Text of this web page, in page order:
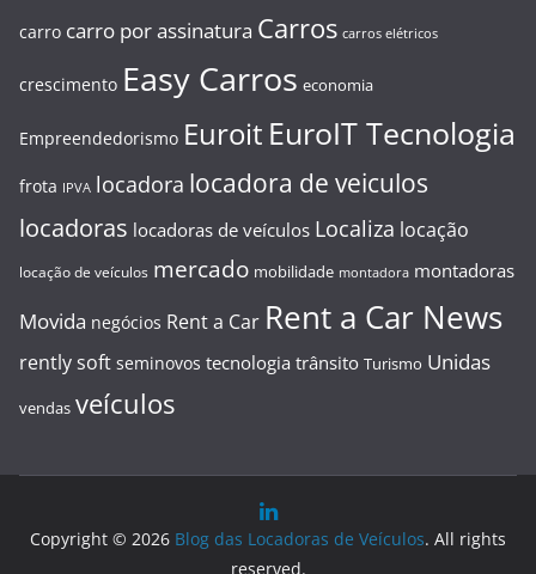
carro carro por assinatura Carros carros elétricos
crescimento Easy Carros economia
Empreendedorismo Euroit EuroIT Tecnologia
frota IPVA locadora locadora de veiculos
locadoras locadoras de veículos Localiza locação
locação de veículos mercado mobilidade montadora montadoras
Movida negócios Rent a Car Rent a Car News
rently soft seminovos tecnologia trânsito Turismo Unidas
vendas veículos
Copyright © 2026 Blog das Locadoras de Veículos. All rights
reserved.